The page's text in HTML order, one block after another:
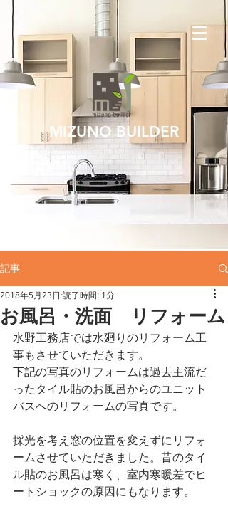
記事
お風呂・洗面 リフォーム
2018年5月23日 読了時間: 1分
水野工務店では水廻りのリフォーム工
事もさせていただきます。
下記の写真のリフォームは過去主流だ
ったタイル貼のお風呂からのユニット
バスへのリフォームの写真です。
採光を考え窓の位置を変えずにリフォ
ームさせていただきました。昔のタイ
ル貼のお風呂は寒く、室内寒暖差でヒ
ートショックの原因にもなります。
MIZUNO BUILDER